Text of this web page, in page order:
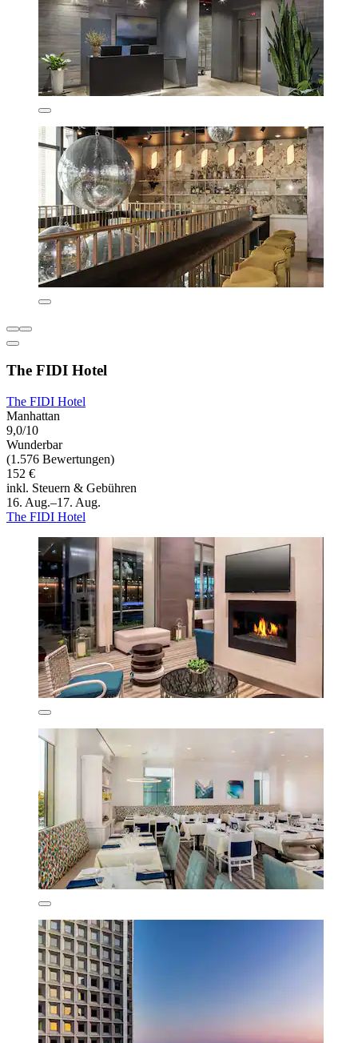
The FIDI Hotel
The FIDI Hotel
Manhattan
9,0/10
Wunderbar
(1.576 Bewertungen)
152 €
inkl. Steuern & Gebühren
16. Aug.–17. Aug.
The FIDI Hotel